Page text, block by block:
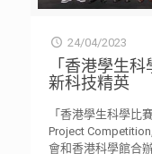
24/04/2023
「香港學生
新科技精英
「香港學生科學比
Project
會和香港科學館合